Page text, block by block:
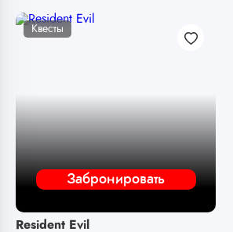
Забронировать
Квесты
Resident Evil